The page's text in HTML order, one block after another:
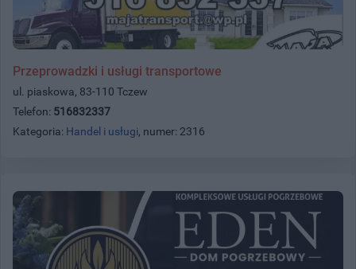
Przeprowadzki i usługi transportowe
ul. piaskowa, 83-110 Tczew
Telefon: 516832337
Kategoria: Handel i usługi, numer: 2316